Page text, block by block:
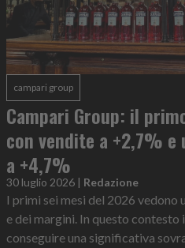
campari group
Campari Group: il
con vendite a +2,7%
a +4,7%
30 luglio 2026 | Redazione
I primi sei mesi del 2026
e dei margini. In questo contesto
conseguire una significativa